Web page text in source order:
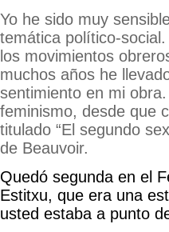
Yo he sido muy
temática político-
los movimientos
muchos años he
sentimiento en mi
feminismo, desde que
titulado “El segundo
de Beauvoir.
Quedó segunda en el
Estitxu, que era una
usted estaba a punto